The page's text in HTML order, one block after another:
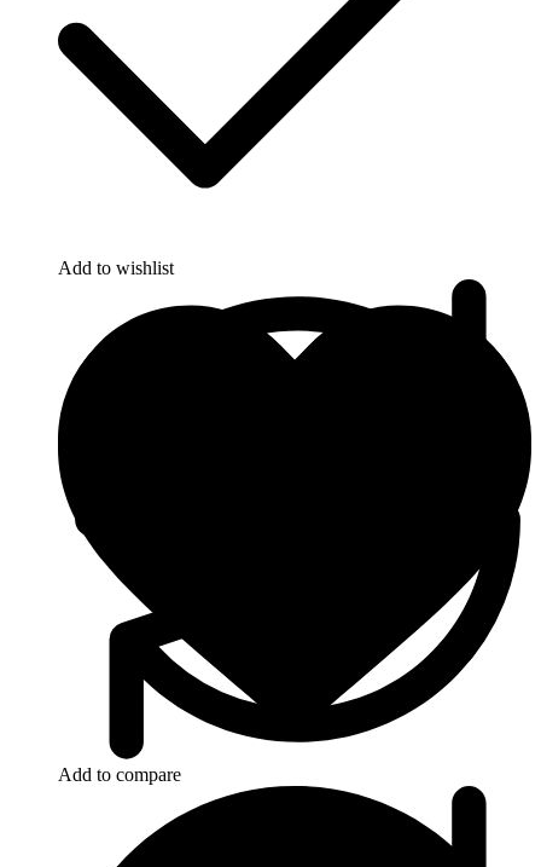
Add to wishlist
Add to compare